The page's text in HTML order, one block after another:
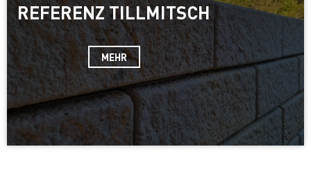
REFERENZ TILLMITSCH
MEHR